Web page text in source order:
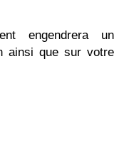
engendrera un
ainsi que sur votre